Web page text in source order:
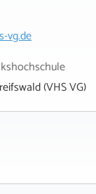
vg.de
(VHS VG)